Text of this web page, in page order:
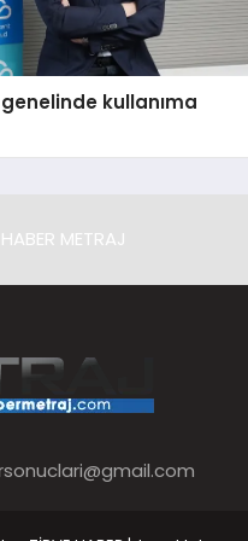
kullanıma
METRAJ